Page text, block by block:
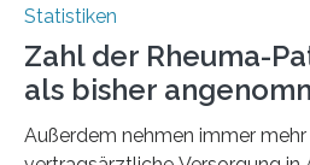
Statistiken
Zahl der Rheuma-
als bisher
Außerdem nehmen immer